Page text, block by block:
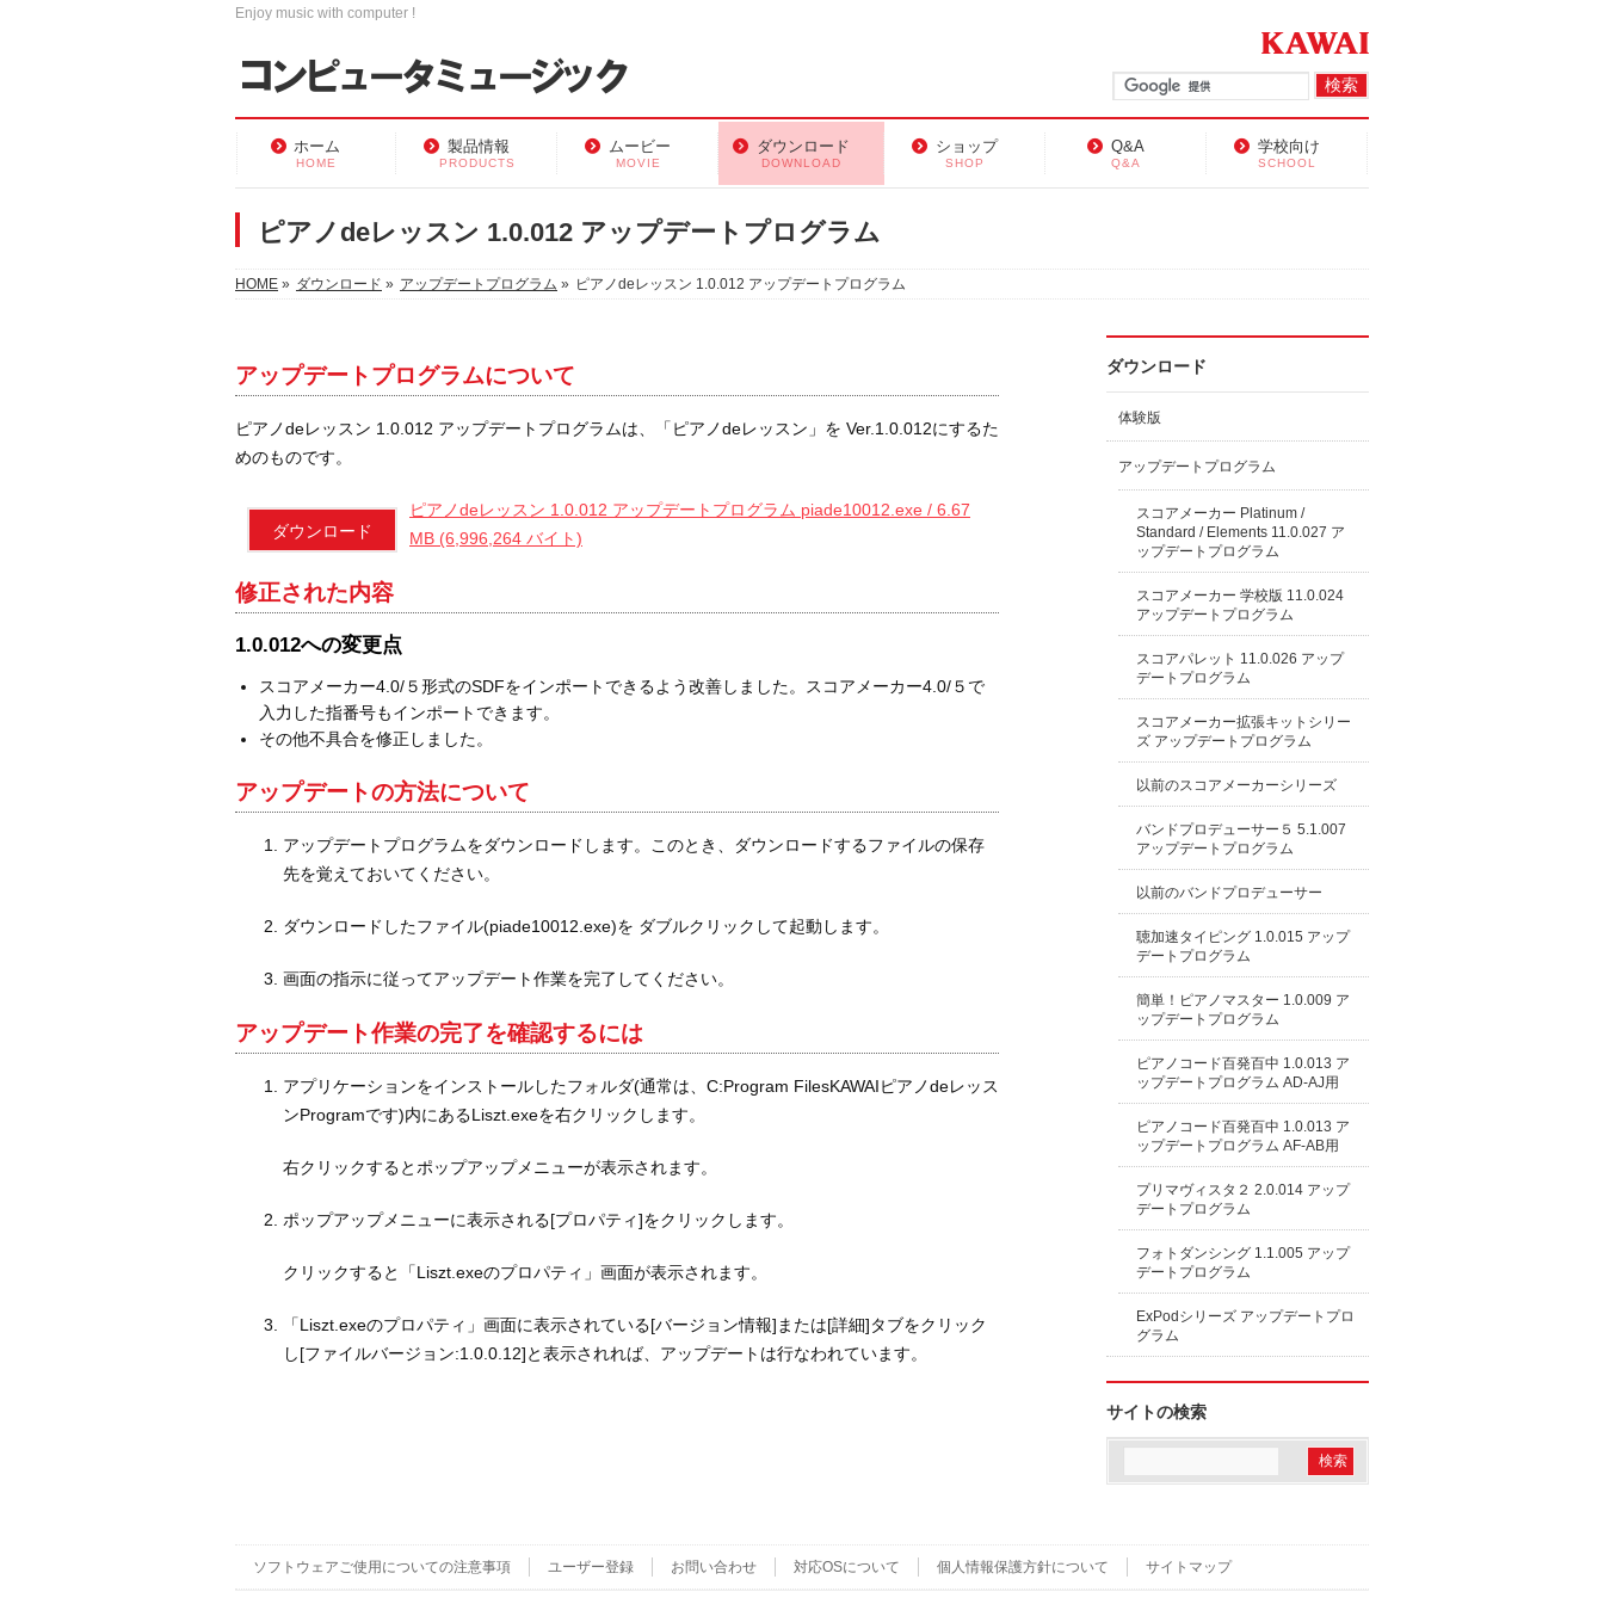
Enjoy music with computer !
ホーム
HOME
製品情報
PRODUCTS
ムービー
MOVIE
ダウンロード
DOWNLOAD
ショップ
SHOP
Q&A
Q&A
学校向け
SCHOOL
ピアノdeレッスン 1.0.012 アップデートプログラム
HOME » ダウンロード » アップデートプログラム » ピアノdeレッスン 1.0.012 アップデートプログラム
アップデートプログラムについて
ピアノdeレッスン 1.0.012 アップデートプログラムは、「ピアノdeレッスン」を Ver.1.0.012にするた
めのものです。
ダウンロード
ピアノdeレッスン 1.0.012 アップデートプログラム piade10012.exe / 6.67
MB (6,996,264 バイト)
修正された内容
1.0.012への変更点
スコアメーカー4.0/５形式のSDFをインポートできるよう改善しました。スコアメーカー4.0/５で
入力した指番号もインポートできます。
その他不具合を修正しました。
アップデートの方法について
アップデートプログラムをダウンロードします。このとき、ダウンロードするファイルの保存
先を覚えておいてください。
ダウンロードしたファイル(piade10012.exe)を ダブルクリックして起動します。
画面の指示に従ってアップデート作業を完了してください。
アップデート作業の完了を確認するには
アプリケーションをインストールしたフォルダ(通常は、C:Program FilesKAWAIピアノdeレッス
ンProgramです)内にあるLiszt.exeを右クリックします。
右クリックするとポップアップメニューが表示されます。
ポップアップメニューに表示される[プロパティ]をクリックします。
クリックすると「Liszt.exeのプロパティ」画面が表示されます。
「Liszt.exeのプロパティ」画面に表示されている[バージョン情報]または[詳細]タブをクリック
し[ファイルバージョン:1.0.0.12]と表示されれば、アップデートは行なわれています。
ダウンロード
体験版
アップデートプログラム
スコアメーカー Platinum /
Standard / Elements 11.0.027 ア
ップデートプログラム
スコアメーカー 学校版 11.0.024
アップデートプログラム
スコアパレット 11.0.026 アップ
デートプログラム
スコアメーカー拡張キットシリー
ズ アップデートプログラム
以前のスコアメーカーシリーズ
バンドプロデューサー５ 5.1.007
アップデートプログラム
以前のバンドプロデューサー
聴加速タイピング 1.0.015 アップ
デートプログラム
簡単！ピアノマスター 1.0.009 ア
ップデートプログラム
ピアノコード百発百中 1.0.013 ア
ップデートプログラム AD-AJ用
ピアノコード百発百中 1.0.013 ア
ップデートプログラム AF-AB用
プリマヴィスタ２ 2.0.014 アップ
デートプログラム
フォトダンシング 1.1.005 アップ
デートプログラム
ExPodシリーズ アップデートプロ
グラム
サイトの検索
ソフトウェアご使用についての注意事項 ユーザー登録 お問い合わせ 対応OSについて 個人情報保護方針について サイトマップ